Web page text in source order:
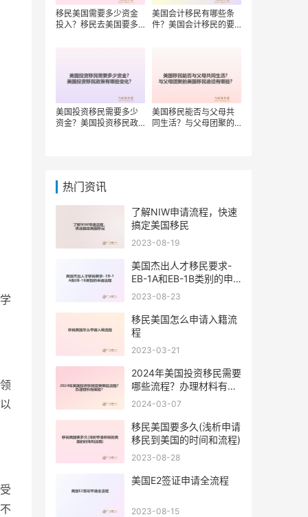
移民美国需要多少资金
投入？移民去美国要多
美国会计移民有哪些条
件？美国会计移民的要
美国投资移民需要多少
资金？美国投资移民政
美国移民能否与父母共
同生活？与父母团聚的
热门资讯
了解NIW申请流程，快速
搞定美国移民
2023-08-19
美国杰出人才移民要求-
EB-1A和EB-1B类别的申
请流程
2023-08-23
移民美国怎么申请入籍流
程
2023-03-21
2024年美国投资移民需要
哪些流程？办理材料有哪
些？
2024-03-07
移民美国要多久(浅析申请
移民到美国的时间和流程)
2023-08-28
美国E2签证申请全流程
2023-08-15